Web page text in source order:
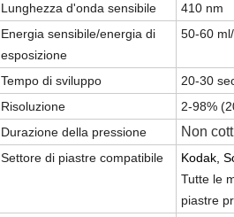
Lunghezza d'onda sensibile
410 nm
Energia sensibile/energia di
esposizione
50-60 ml/
Tempo di sviluppo
20-30
Risoluzione
2-98%
Durazione della pressione
Non
Settore di piastre compatibile
Kodak,
Tutte le
piastre